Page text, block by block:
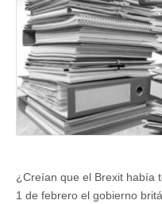
¿Creían que el Brexit había
1 de febrero el gobierno